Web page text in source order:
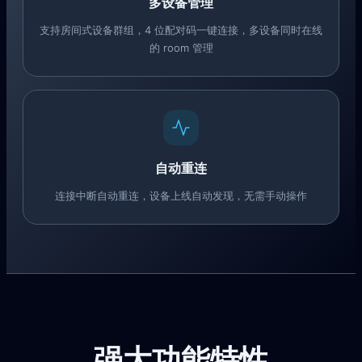
支持房间式设备群组，4 位配对码一键连接，多设备同时在线
的 room 管理
自动重连
连接中断自动重连，设备上线自动发现，无需手动操作